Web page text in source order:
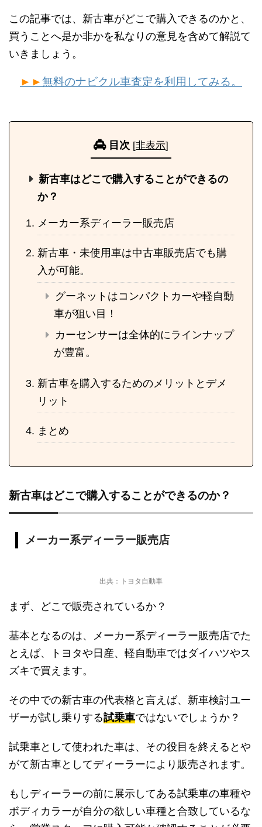
この記事では、新古車がどこで購入できるのかと、
買うことへ是か非かを私なりの意見を含めて解説て
いきましょう。
►►無料のナビクル車査定を利用してみる。
目次 [非表示]
新古車はどこで購入することができるの
か？
メーカー系ディーラー販売店
新古車・未使用車は中古車販売店でも購
入が可能。
グーネットはコンパクトカーや軽自動
車が狙い目！
カーセンサーは全体的にラインナップ
が豊富。
新古車を購入するためのメリットとデメ
リット
まとめ
新古車はどこで購入することができるのか？
メーカー系ディーラー販売店
出典：トヨタ自動車
まず、どこで販売されているか？
基本となるのは、メーカー系ディーラー販売店でた
とえば、トヨタや日産、軽自動車ではダイハツやス
ズキで買えます。
その中での新古車の代表格と言えば、新車検討ユー
ザーが試し乗りする試乗車ではないでしょうか？
試乗車として使われた車は、その役目を終えるとや
がて新古車としてディーラーにより販売されます。
もしディーラーの前に展示してある試乗車の車種や
ボディカラーが自分の欲しい車種と合致しているな